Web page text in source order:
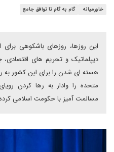
خاورمیانه
گام به گام تا توافق جامع
این روزها، روزهای باشکوهی
دیپلماتیک و تحریم های
هسته ای شدن را برای این کشور به
متحده را وادار به رها کردن
مسالمت آمیز با حکومت اسلامی